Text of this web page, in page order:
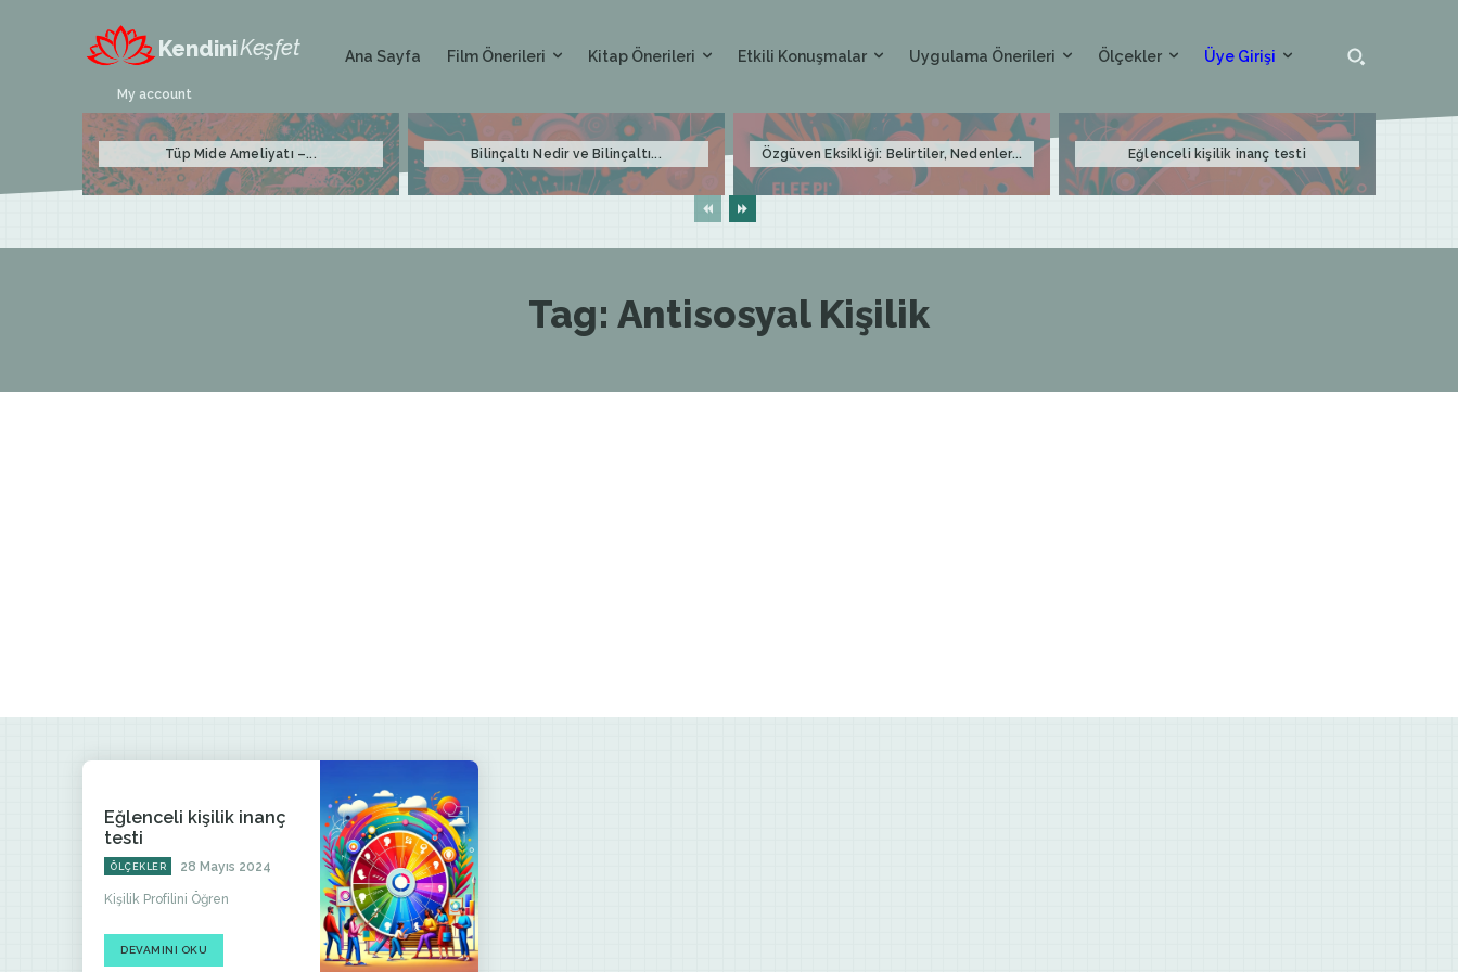
KendiniKeşfet
My account
Ana Sayfa Film Önerileri Kitap Önerileri Etkili Konuşmalar Uygulama Önerileri Ölçekler Üye Girişi
Tüp Mide Ameliyatı –... Bilinçaltı Nedir ve Bilinçaltı... Özgüven Eksikliği: Belirtiler, Nedenler... Eğlenceli kişilik inanç testi
Tag: Antisosyal Kişilik
Eğlenceli kişilik inanç
testi
ÖLÇEKLER 28 Mayıs 2024
Kişilik Profilini Öğren
DEVAMINI OKU